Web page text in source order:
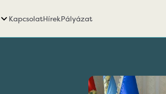
KapcsolatHírekPályázat